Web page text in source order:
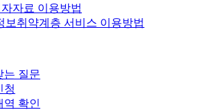
자료 이용방법
보취약계층 서비스 이용방법
는 질문
청
역 확인